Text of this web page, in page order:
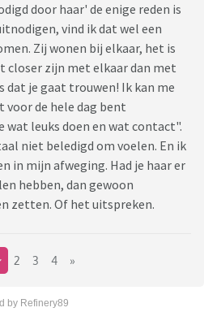
door haar' de enige reden is
vind ik dat wel een
Zij wonen bij elkaar, het is
closer zijn met elkaar dan met
dat je gaat trouwen! Ik kan me
de hele dag bent
leuks doen en wat contact".
niet beledigd om voelen. En ik
in mijn afweging. Had je haar er
hebben, dan gewoon
zetten. Of het uitspreken.
2 3 4 »
by Refinery89